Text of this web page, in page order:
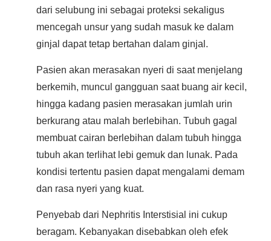
dari selubung ini sebagai proteksi sekaligus
mencegah unsur yang sudah masuk ke dalam
ginjal dapat tetap bertahan dalam ginjal.
Pasien akan merasakan nyeri di saat menjelang
berkemih, muncul gangguan saat buang air kecil,
hingga kadang pasien merasakan jumlah urin
berkurang atau malah berlebihan. Tubuh gagal
membuat cairan berlebihan dalam tubuh hingga
tubuh akan terlihat lebi gemuk dan lunak. Pada
kondisi tertentu pasien dapat mengalami demam
dan rasa nyeri yang kuat.
Penyebab dari Nephritis Interstisial ini cukup
beragam. Kebanyakan disebabkan oleh efek